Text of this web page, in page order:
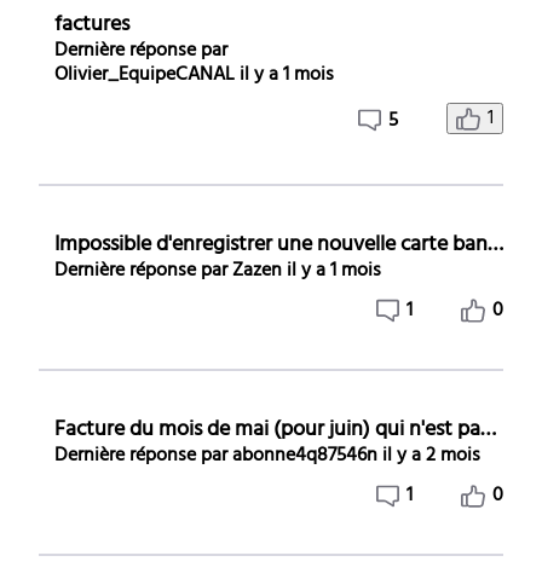
factures
Dernière réponse par
Olivier_EquipeCANAL il y a 1 mois
5
1
Impossible d'enregistrer une nouvelle carte bancaire
Dernière réponse parZazen il y a 1 mois
1
0
Facture du mois de mai (pour juin) qui n'est pas dans mon espace
Dernière réponse parabonne4q87546n il y a 2 mois
1
0